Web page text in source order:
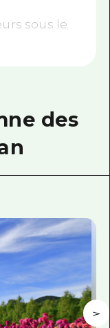
sous le
des